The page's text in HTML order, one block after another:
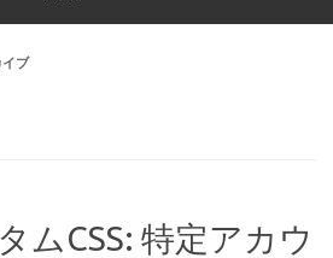
イブ
ムCSS: 特定アカウ